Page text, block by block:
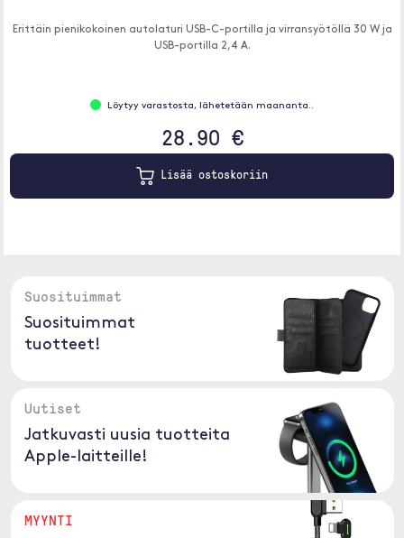
Erittäin pienikokoinen autolaturi USB-C-portilla ja virransyötöllä 30 W ja
USB-portilla 2,4 A.
Löytyy varastosta, lähetetään maananta..
28.90 €
Lisää ostoskoriin
Suosituimmat
Suosituimmat
tuotteet!
Uutiset
Jatkuvasti uusia tuotteita
Apple-laitteille!
MYYNTI